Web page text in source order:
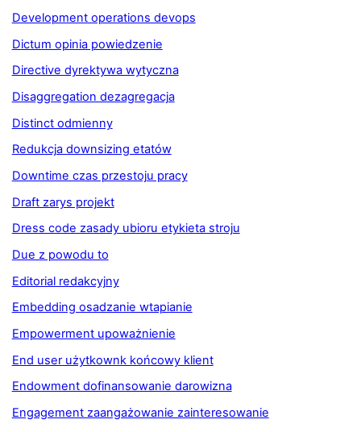
Development operations devops
Dictum opinia powiedzenie
Directive dyrektywa wytyczna
Disaggregation dezagregacja
Distinct odmienny
Redukcja downsizing etatów
Downtime czas przestoju pracy
Draft zarys projekt
Dress code zasady ubioru etykieta stroju
Due z powodu to
Editorial redakcyjny
Embedding osadzanie wtapianie
Empowerment upoważnienie
End user użytkownk końcowy klient
Endowment dofinansowanie darowizna
Engagement zaangażowanie zainteresowanie